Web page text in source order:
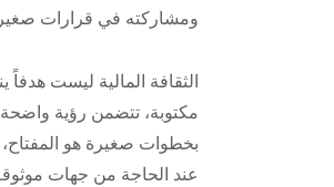
ومشاركته في قرارات
الثقافة المالية ليست
مكتوبة، تتضمن رؤية
بخطوات صغيرة هو
عند الحاجة من جهات